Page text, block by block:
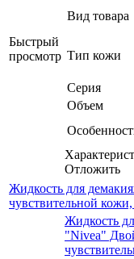
Быстрый
просмотр
Вид товара
Тип кожи
Серия
Объем
Отложить
Жидкость для
чувствительной
Жидкость
"Nivea"